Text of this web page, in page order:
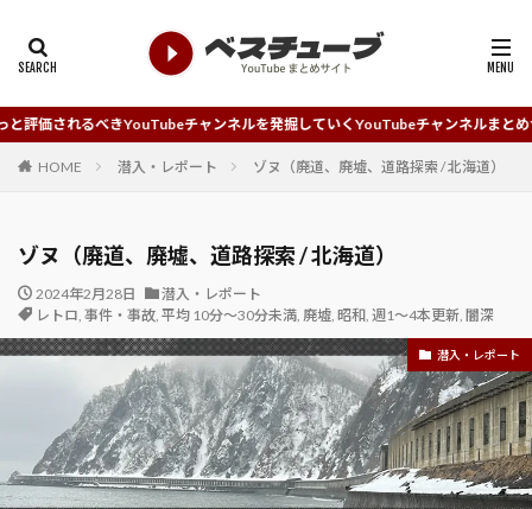
YouTubeチャンネルを発掘していくYouTubeチャンネルまとめサイトです。
HOME 潜入・レポート ゾヌ（廃道、廃墟、道路探索 / 北海道）
ゾヌ（廃道、廃墟、道路探索 / 北海道）
2024年2月28日
潜入・レポート
レトロ, 事件・事故, 平均 10分～30分未満, 廃墟, 昭和, 週1～4本更新, 闇深
潜入・レポート